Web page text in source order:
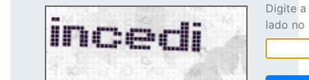
Digite
lado no